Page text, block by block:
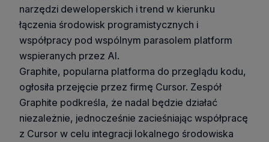
narzędzi deweloperskich i trend w kierunku
łączenia środowisk programistycznych i
współpracy pod wspólnym parasolem platform
wspieranych przez AI.
Graphite, popularna platforma do przeglądu kodu,
ogłosiła przejęcie przez firmę Cursor. Zespół
Graphite podkreśla, że nadal będzie działać
niezależnie, jednocześnie zacieśniając współpracę
z Cursor w celu integracji lokalnego środowiska